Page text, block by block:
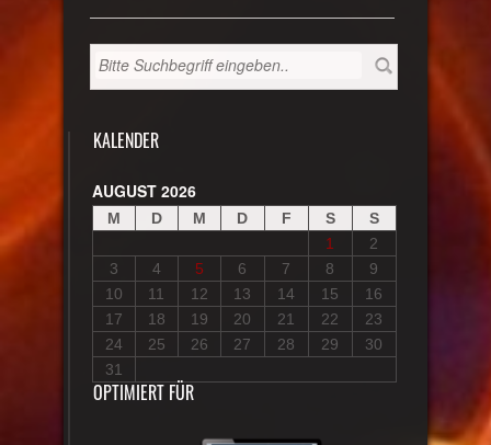
KALENDER
AUGUST 2026
M D M D F S
S
1
2
3
4 5 6 7 8
9
10
11 12 13 14 15
16
17
18 19 20 21 22
23
24
25 26 27 28 29
30
31
OPTIMIERT FÜR